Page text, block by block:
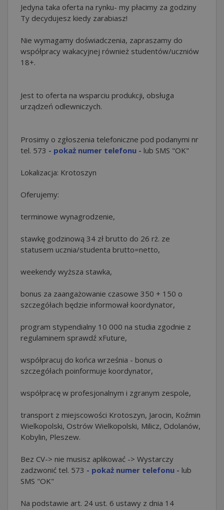
Jedyna taka oferta na rynku- my płacimy za godziny
Ty decydujesz kiedy zarabiasz!
Nie wymagamy doświadczenia, zapraszamy do
współpracy wakacyjnej również studentów/uczniów
18+.
Jest to oferta na wsparciu produkcji, obsługa
urządzeń odlewniczych.
Prosimy o zgłoszenia telefoniczne pod podanymi nr
tel. 573 - pokaż numer telefonu - lub SMS "OK"
Lokalizacja: Krotoszyn
Oferujemy:
terminowe wynagrodzenie,
stawkę godzinową 34 zł brutto do 26 rż. ze
statusem ucznia/studenta brutto=netto,
weekendy wyższa stawka,
bonus za zaangażowanie czasowe 350 + 150 o
szczegółach będzie informował koordynator,
program stypendialny 10 000 na studia zgodnie z
regulaminem sprawdź xFuture,
współpracuj do końca września - bonus o
szczegółach poinformuje koordynator,
współpracę w profesjonalnym i zgranym zespole,
transport z miejscowości Krotoszyn, Jarocin, Koźmin
Wielkopolski, Ostrów Wielkopolski, Milicz, Odolanów,
Kobylin, Pleszew.
Bez CV-> nie musisz aplikować -> Wystarczy
zadzwonić tel. 573 - pokaż numer telefonu - lub
SMS "OK"
Na podstawie art. 24 ust. 6 ustawy z dnia 14